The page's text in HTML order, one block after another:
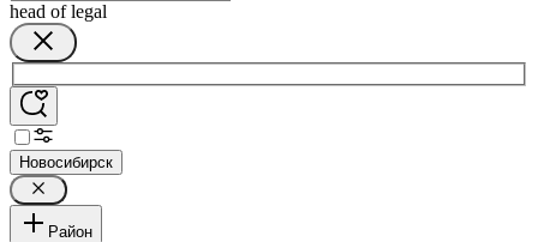
head of legal
Новосибирск
Район